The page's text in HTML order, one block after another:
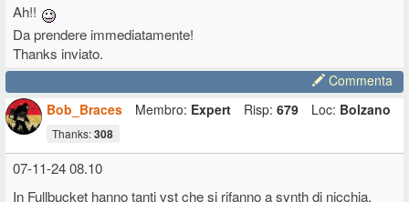
Ah!!
Da prendere immediatamente!
Thanks inviato.
Commenta
Bob_Braces
Membro: Expert Risp: 679 Loc: Bolzano
Thanks:308
07-11-24 08.10
In Fullbucket hanno tanti vst che si rifanno a synth di nicchia,